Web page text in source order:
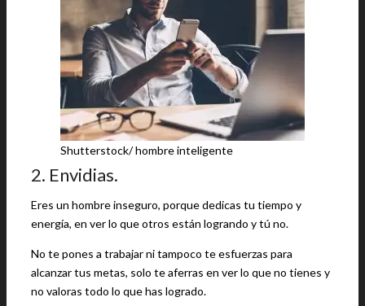
Shutterstock/ hombre inteligente
2. Envidias.
Eres un hombre inseguro, porque dedicas tu tiempo y
energía, en ver lo que otros están logrando y tú no.
No te pones a trabajar ni tampoco te esfuerzas para
alcanzar tus metas, solo te aferras en ver lo que no tienes y
no valoras todo lo que has logrado.